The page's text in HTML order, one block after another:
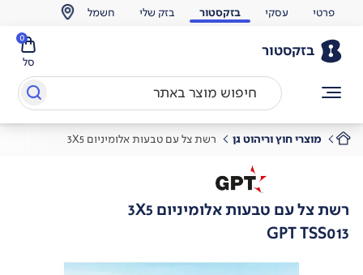
פרטי עסקי בזקסטור בזק שלי חשמל
בזקסטור
סל
0
מוצרי חוץ וריהוט גן רשת צל עם טבעות אלומיניום 3X5
רשת צל עם טבעות אלומיניום 3X5
GPT TSS013